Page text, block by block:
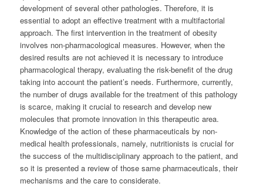
development of several other pathologies. Therefore, it is
essential to adopt an effective treatment with a multifactorial
approach. The first intervention in the treatment of obesity
involves non-pharmacological measures. However, when the
desired results are not achieved it is necessary to introduce
pharmacological therapy, evaluating the risk-benefit of the drug
taking into account the patient’s needs. Furthermore, currently,
the number of drugs available for the treatment of this pathology
is scarce, making it crucial to research and develop new
molecules that promote innovation in this therapeutic area.
Knowledge of the action of these pharmaceuticals by non-
medical health professionals, namely, nutritionists is crucial for
the success of the multidisciplinary approach to the patient, and
so it is presented a review of those same pharmaceuticals, their
mechanisms and the care to considerate.